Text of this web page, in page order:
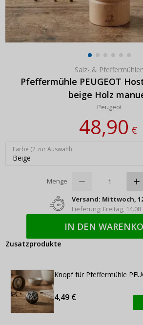
Salz- & Pfeffermühlen
Pfeffermühle PEUGEOT
beige Holz
Peugeot
48,90€
Farbe (2 zur Auswahl)
Beige
Menge
Versand: Mittwoch,
Lieferung: Freitag, 14.08
IN DEN
Zusatzprodukte
Knopf für Pfeffermühle
4,49 €